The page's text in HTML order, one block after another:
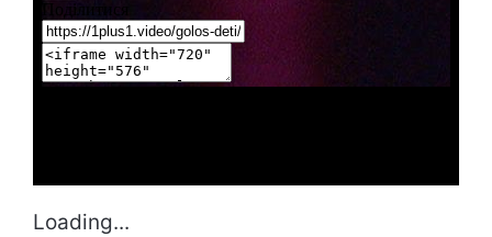
Loading...